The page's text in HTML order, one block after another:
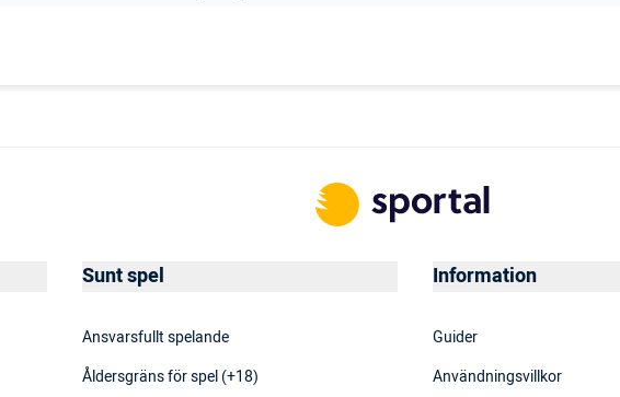
Sunt spel
Ansvarsfullt spelande
Åldersgräns för spel (+18)
Information
Guider
Användningsvillkor